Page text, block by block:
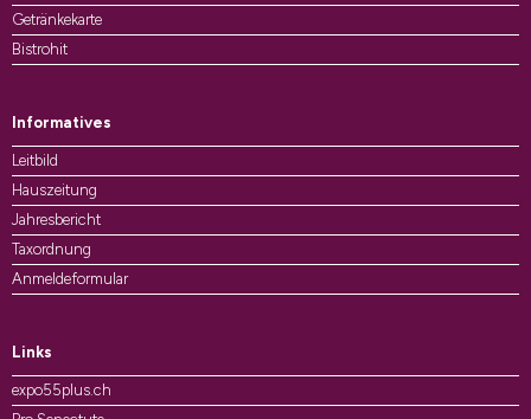
Getränkekarte
Bistrohit
Informatives
Leitbild
Hauszeitung
Jahresbericht
Taxordnung
Anmeldeformular
Links
expo55plus.ch